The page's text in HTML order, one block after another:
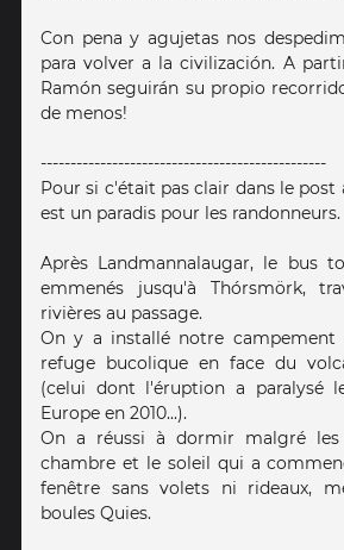
Con pena y agujetas nos
para volver a la civilización. A
Ramón seguirán su propio
de menos!
------------------------------------------------
Pour si c'était pas clair dans le post
est un paradis pour les randonneurs.
Après Landmannalaugar, le bus
emmenés jusqu'à Thórsmörk,
rivières au passage.
On y a installé notre campement
refuge bucolique en face du
(celui dont l'éruption a paralysé
Europe en 2010...).
On a réussi à dormir malgré les
chambre et le soleil qui a
fenêtre sans volets ni rideaux,
boules Quies.